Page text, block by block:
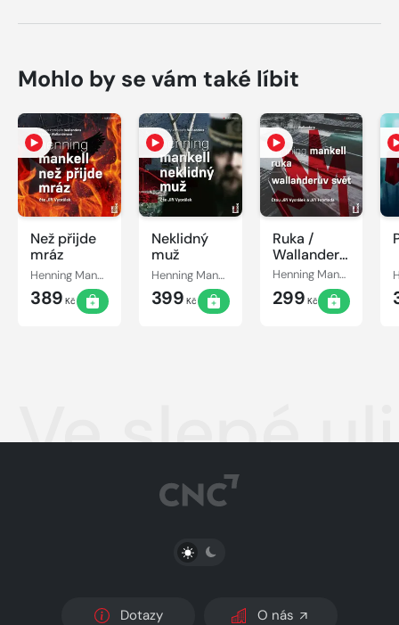
Mohlo by se vám také líbit
Než přijde
mráz
Henning Mankell
389 Kč
Neklidný
muž
Henning Mankell
399 Kč
Ruka /
Wallanderův
svět
Henning Mankell
299 Kč
Ve slepé
PŘEPNOUT SVĚTLÝ/TMAVÝ REŽIM
Dotazy O nás